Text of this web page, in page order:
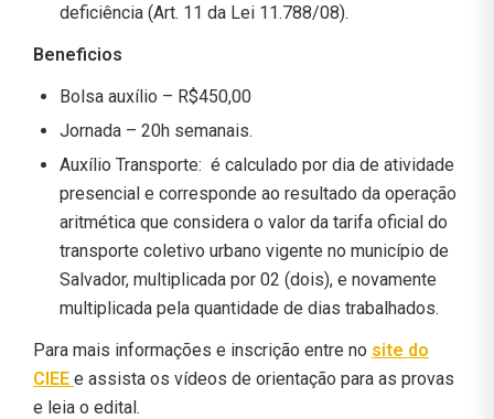
deficiência (Art. 11 da Lei 11.788/08).
Beneficios
Bolsa auxílio – R$450,00
Jornada – 20h semanais.
Auxílio Transporte: é calculado por dia de atividade
presencial e corresponde ao resultado da operação
aritmética que considera o valor da tarifa oficial do
transporte coletivo urbano vigente no município de
Salvador, multiplicada por 02 (dois), e novamente
multiplicada pela quantidade de dias trabalhados.
Para mais informações e inscrição entre no site do
CIEE e assista os vídeos de orientação para as provas
e leia o edital.